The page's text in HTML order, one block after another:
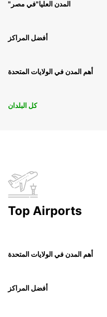
"المدن العليا"في مصر
أفضل المراكز
أهم المدن في الولايات المتحدة
كل البلدان
Top Airports
أهم المدن في الولايات المتحدة
أفضل المراكز